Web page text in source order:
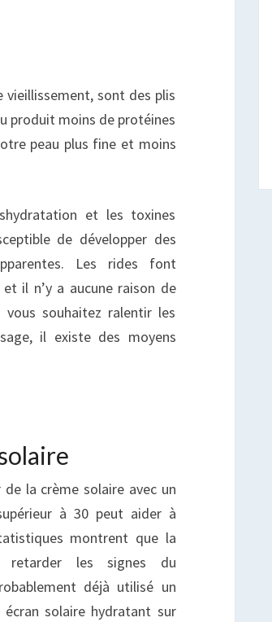
vieillissement, sont des plis
produit moins de protéines
peau plus fine et moins
et les toxines
de développer des
Les rides font
il n’y a aucune raison de
souhaitez ralentir les
il existe des moyens
la crème solaire avec un
à 30 peut aider à
montrent que la
retarder les signes du
déjà utilisé un
solaire hydratant sur